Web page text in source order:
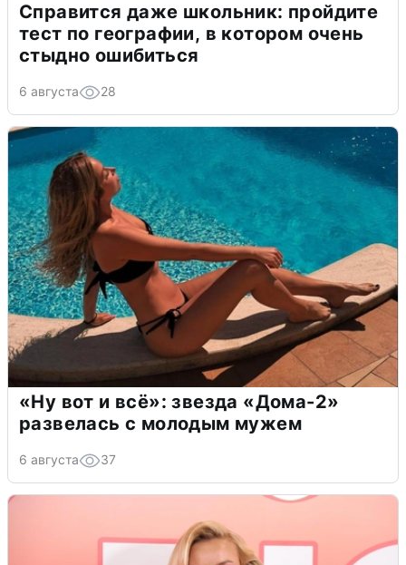
Справится даже школьник: пройдите
тест по географии, в котором очень
стыдно ошибиться
6 августа 28
«Ну вот и всё»: звезда «Дома-2»
развелась с молодым мужем
6 августа 37